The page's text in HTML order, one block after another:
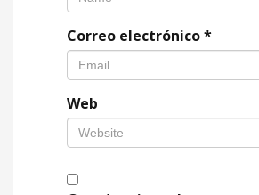
Correo electrónico*
Web